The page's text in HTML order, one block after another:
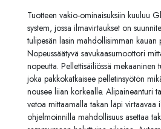
Tuotteen vakio-ominaisuksiin kuuluu
system, jossa ilmavirtaukset on
tulipesän lasin mahdollisimman kauan
Nopeussäätyvä savukaasumoottori
nopeutta. Pellettisäiliössä mekaaninen
joka pakkokatkaisee pelletinsyötön
nousee liian korkealle. Alipaineanturi
vetoa mittaamalla takan läpi virtaavaa
ohjelmoinnilla mahdollisuus asettaa